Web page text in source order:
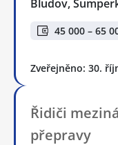
Bludov,
45 000 – 65
Zveřejněno: 30.
Řidiči
přepravy